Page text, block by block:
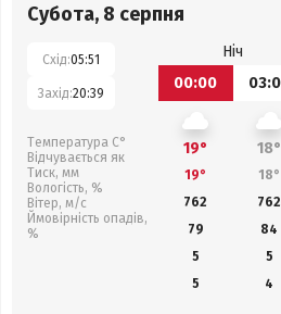
Субота, 8 серпня
Схід:05:51
Захід:20:39
Температура С°
Відчувається як
Тиск, мм
Вологість, %
Вітер, м/с
Ймовірність опадів,
%
Ніч
00:00
19° 18°
19° 18°
762
762
79
84
5
5
5
4